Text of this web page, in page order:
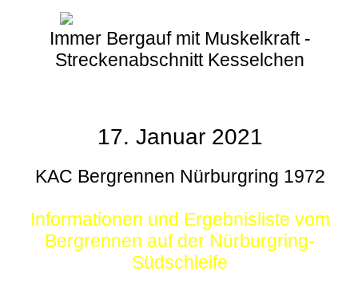
Immer Bergauf mit Muskelkraft -
Streckenabschnitt Kesselchen
17. Januar 2021
KAC Bergrennen Nürburgring 1972
Informationen und Ergebnisliste vom
Bergrennen auf der Nürburgring-
Südschleife